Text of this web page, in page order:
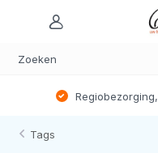
Regiobezorging,
Tags